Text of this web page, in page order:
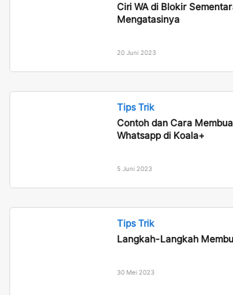
Ciri WA di Blokir
Mengatasinya
20 Juni 2023
Tips Trik
Contoh dan Cara
Whatsapp di Koala+
5 Juni 2023
Tips Trik
Langkah-Langkah
30 Mei 2023